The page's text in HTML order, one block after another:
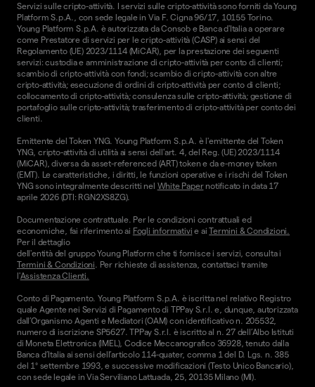
Servizi sulle cripto-attività. I servizi sulle cripto-attività sono forniti da Young
Platform S.p.A., con sede legale in Via F. Cigna 96/17, 10155 Torino.
Young Platform S.p.A. è autorizzata da Consob e Banca d'Italia a operare
come Prestatore di servizi per le cripto-attività (CASP) ai sensi del
Regolamento (UE) 2023/1114 (MiCAR), per la prestazione dei seguenti
servizi: custodia e amministrazione di cripto-attività per conto di clienti;
scambio di cripto-attività con fondi; scambio di cripto-attività con altre
cripto-attività; esecuzione di ordini di cripto-attività per conto di clienti;
collocamento di cripto-attività; consulenza sulle cripto-attività; gestione di
portafoglio sulle cripto-attività; trasferimento di cripto-attività per conto dei
clienti.
Emittente del Token YNG. Young Platform S.p.A. è l'emittente del Token
YNG, cripto-attività di utilità ai sensi dell'art. 4, del Reg. (UE) 2023/1114
(MiCAR), diversa da asset-referenced (ART) token e da e-money token
(EMT). Le caratteristiche, i diritti, le funzioni operative e i rischi del Token
YNG sono integralmente descritti nel White Papernotificato in data 17
aprile 2026 (DTI: RGN2XS8ZG).
Documentazione contrattuale. Per le condizioni contrattuali ed
economiche, fai riferimento ai Fogli informativi e aiTermini & Condizioni.
Per il dettaglio
dell'entità del gruppo Young Platform che ti fornisce i servizi, consulta i
Termini & Condizioni. Per richieste di assistenza, contattaci tramite
l'Assistenza Clienti.
Conto di Pagamento. Young Platform S.p.A. è iscritta nel relativo Registro
quale Agente nei Servizi di Pagamento di TPPay S.r.l. e, dunque, autorizzata
dall’Organismo Agenti e Mediatori (OAM) con identificativo n. 205532,
numero di iscrizione SP5627. TPPay S.r.l. è iscritto al n. 27 dell’Albo Istituti
di Moneta Elettronica (IMEL), Codice Meccanografico 36928, tenuto dalla
Banca d’Italia ai sensi dell’articolo 114-quater, comma 1 del D. Lgs. n. 385
del 1° settembre 1993, e successive modificazioni (Testo Unico Bancario),
con sede legale in Via Serviliano Lattuada, 25, 20135 Milano (MI).